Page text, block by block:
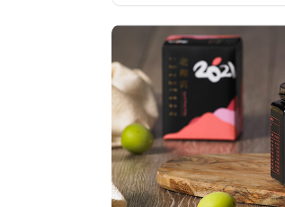
圈」。